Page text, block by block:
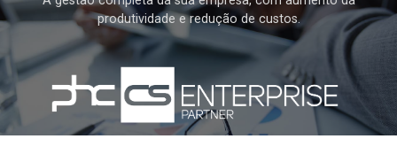
produtividade e redução de custos.